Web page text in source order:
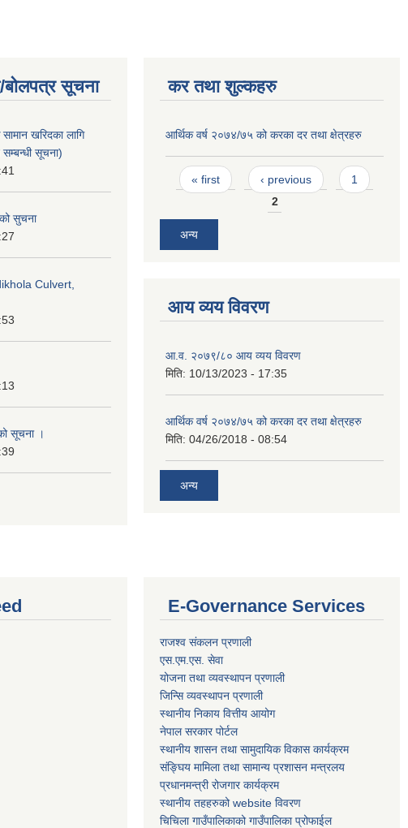
बोलपत्र सूचना
खरिदका लागि
सूचना)
सुचना
Culvert,
सूचना ।
कर तथा शुल्कहरु
आर्थिक वर्ष २०७४/७५ को करका दर तथा क्षेत्रहरु
Pages
« first ‹ previous
1
2
अन्य
आय व्यय विवरण
आ.व. २०७९/८० आय व्यय विवरण
मिति: 10/13/2023 - 17:35
आर्थिक वर्ष २०७४/७५ को करका दर तथा क्षेत्रहरु
मिति: 04/26/2018 - 08:54
अन्य
E-Governance Services
राजश्व संकलन प्रणाली
एस.एम.एस. सेवा
योजना तथा व्यवस्थापन प्रणाली
जिन्सि व्यवस्थापन प्रणाली
स्थानीय निकाय वित्तीय आयोग
नेपाल सरकार पोर्टल
स्थानीय शासन तथा सामुदायिक विकास कार्यक्रम
संङ्घिय मामिला तथा सामान्य प्रशासन मन्त्रलय
प्रधानमन्त्री रोजगार कार्यक्रम
स्थानीय तहहरुको website विवरण
चिचिला गाउँपालिकाको गाउँपालिका प्रोफाईल